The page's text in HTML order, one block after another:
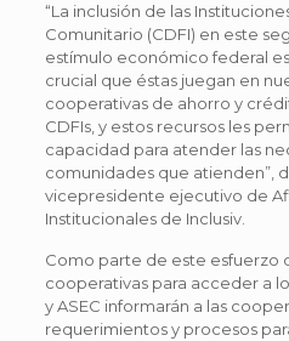
“La inclusión de las
Comunitario (CDFI) en este
estímulo económico federal
crucial que éstas juegan en
cooperativas de ahorro y
CDFIs, y estos recursos les
capacidad para atender las
comunidades que atienden”,
vicepresidente ejecutivo de
Institucionales de Inclusiv.
Como parte de este esfuerzo
cooperativas para acceder a
y ASEC informarán a las
requerimientos y procesos